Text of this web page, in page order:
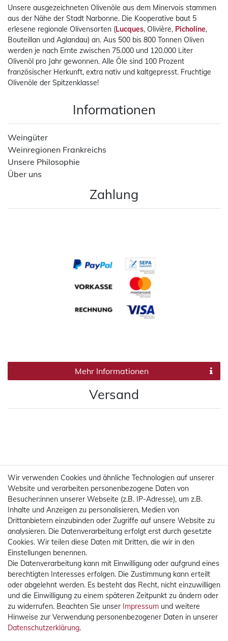
Unsere ausgezeichneten Olivenöle aus dem Minervois stammen
aus der Nähe der Stadt Narbonne. Die Kooperative baut 5
erlesene regionale Olivensorten (Lucques, Olivière, Picholine,
Bouteillan und Aglandau) an. Aus 500 bis 800 Tonnen Oliven
werden je nach Ernte zwischen 75.000 und 120.000 Liter
Olivenöl pro Jahr gewonnen. Alle Öle sind 100 Prozent
französischer Herkunft, extra nativ und kaltgepresst. Fruchtige
Olivenöle der Spitzenklasse!
Informationen
Weingüter
Weinregionen Frankreichs
Unsere Philosophie
Über uns
Zahlung
Mehr Informationen
Versand
Mehr Informationen
Rechtliches
Widerrufsrecht
Widerrufsformular
Wir verwenden Cookies und ähnliche Technologien auf unserer
Website und verarbeiten personenbezogene Daten von
Besucher:innen unserer Webseite (z.B. IP-Adresse), um z.B.
Inhalte und Anzeigen zu personalisieren, Medien von
Drittanbietern einzubinden oder Zugriffe auf unsere Website zu
analysieren. Die Datenverarbeitung erfolgt erst durch gesetzte
Cookies. Wir teilen diese Daten mit Dritten, die wir in den
Einstellungen benennen.
Die Datenverarbeitung kann mit Einwilligung oder aufgrund eines
berechtigten Interesses erfolgen. Die Zustimmung kann erteilt
oder abgelehnt werden. Es besteht das Recht, nicht einzuwilligen
und die Einwilligung zu einem späteren Zeitpunkt zu ändern oder
zu widerrufen. Beachten Sie unser Impressum und weitere
Hinweise zur Verwendung personenbezogener Daten in unserer
Daten­schutz­erklärung.